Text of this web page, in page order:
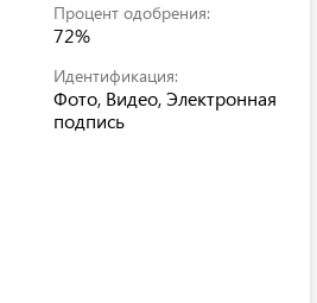
Процент одобрения:
72%
Идентификация:
Фото, Видео, Электронная
подпись